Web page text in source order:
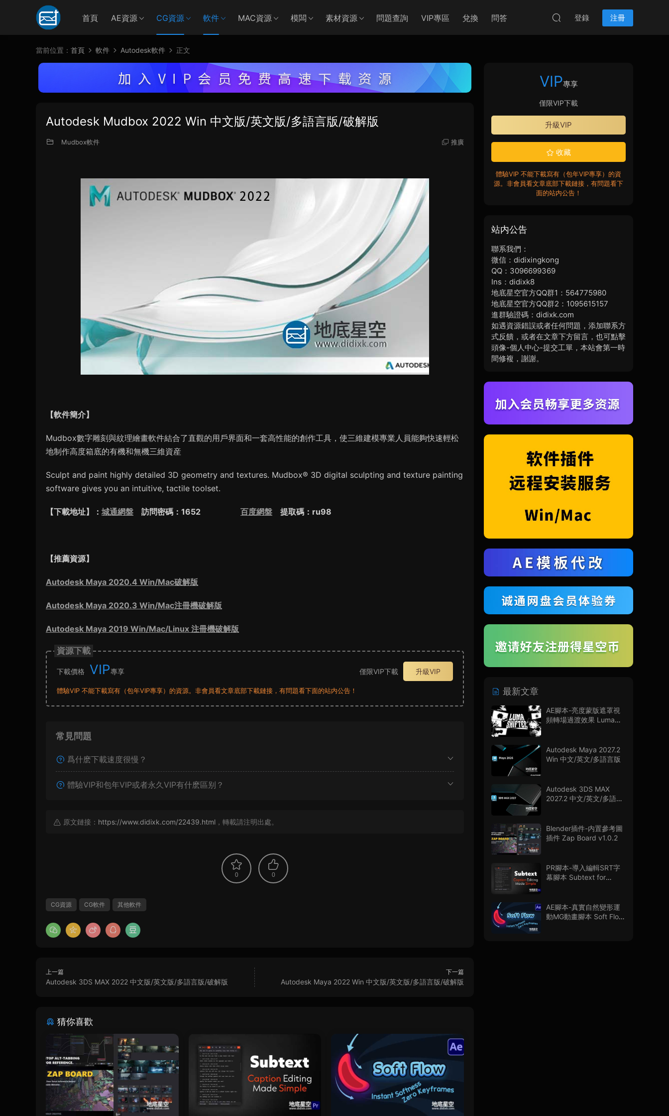
首頁 AE資源 CG資源 軟件 MAC資源 模闆 素材資源 問題查詢 VIP專區 兌換 問答 登錄 注冊
當前位置： 首頁 軟件 Autodesk軟件 正文
Autodesk Mudbox 2022 Win 中文版/英文版/多語言版/破解版
Mudbox軟件 推廣
【軟件簡介】
Mudbox數字雕刻與紋理繪畫軟件結合了直觀的用戶界面和一套高性能的創作工具，使三維建模專業人員能夠快速輕松
地制作高度箱底的有機和無機三維資産
Sculpt and paint highly detailed 3D geometry and textures. Mudbox® 3D digital sculpting and texture painting
software gives you an intuitive, tactile toolset.
【下載地址】： 城通網盤 訪問密碼：1652 百度網盤 提取碼：ru98
【推薦資源】
Autodesk Maya 2020.4 Win/Mac破解版
Autodesk Maya 2020.3 Win/Mac注冊機破解版
Autodesk Maya 2019 Win/Mac/Linux 注冊機破解版
資源下載
下載價格 VIP專享 僅限VIP下載 升級VIP
體驗VIP 不能下載寫有（包年VIP專享）的資源。非會員看文章底部下載鏈接，有問題看下面的站内公告！
常見問題
爲什麽下載速度很慢？
體驗VIP和包年VIP或者永久VIP有什麽區别？
原文鏈接： https://www.didixk.com/22439.html ，轉載請注明出處。
0 0
CG資源 CG軟件 其他軟件
上一篇
Autodesk 3DS MAX 2022 中文版/英文版/多語言版/破解版
下一篇
Autodesk Maya 2022 Win 中文版/英文版/多語言版/破解版
猜你喜歡
VIP專享
僅限VIP下載
升級VIP
收藏
體驗VIP 不能下載寫有（包年VIP專享）的資
源。非會員看文章底部下載鏈接，有問題看下
面的站内公告！
站内公告
聯系我們：
微信：didixingkong
QQ：3096699369
Ins：didixk8
地底星空官方QQ群1：564775980
地底星空官方QQ群2：1095615157
進群驗證碼：didixk.com
如遇資源錯誤或者任何問題，添加聯系方
式反饋，或者在文章下方留言，也可點擊
頭像-個人中心-提交工單，本站會第一時
間修複，謝謝。
最新文章
AE腳本-亮度蒙版遮罩視
頻轉場過渡效果 Luma
Autodesk Maya 2027.2
Win 中文/英文/多語言版
Autodesk 3DS MAX
2027.2 中文/英文/多語言
Blender插件-内置參考圖
插件 Zap Board v1.0.2
PR腳本-導入編輯SRT字
幕腳本 Subtext for
AE腳本-真實自然變形運
動MG動畫腳本 Soft Flow